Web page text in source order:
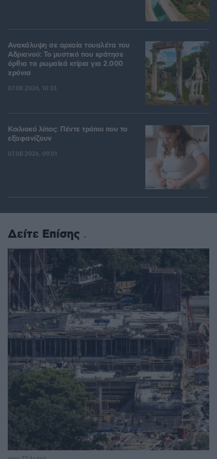
Ανακάλυψη σε αρχαία τουαλέτα του
Αδριανού: Το μυστικό που κράτησε
όρθια τα ρωμαϊκά κτίρια για 2.000
χρόνια
07.08.2026, 10:33
Κοιλιακό λίπος: Πέντε τρόποι που το
εξαφανίζουν
07.08.2026, 09:01
Δείτε Επίσης